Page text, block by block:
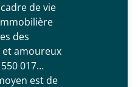
de vie
des
et amoureux
017
est de